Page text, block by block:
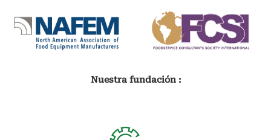
Nuestra fundación :